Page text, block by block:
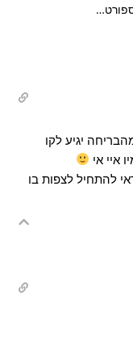
יגיע לקו
איי אי
להתחיל לצפות בו